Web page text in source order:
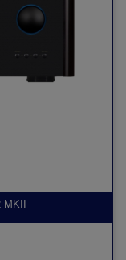
MKII